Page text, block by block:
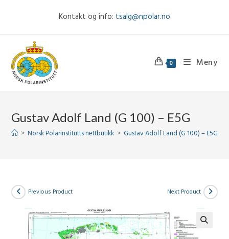
Kontakt og info: tsalg@npolar.no
0 Meny
Gustav Adolf Land (G 100) – E5G
> Norsk Polarinstitutts nettbutikk > Gustav Adolf Land (G 100) – E5G
Previous Product Next Product